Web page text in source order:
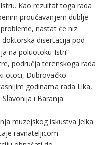
Kao rezultat toga rada
proučavanjem dublje
nastat će niz
disertacija pod
na poluotoku Istri”
područja terenskoga rada
otoci, Dubrovačko
godinama rada Lika,
i Baranja.
muzejskog iskustva Jelka
ravnateljicom